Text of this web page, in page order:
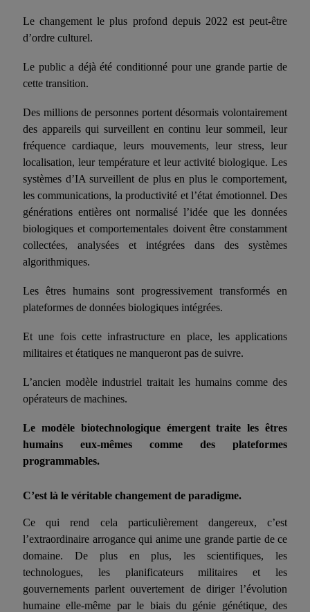
Le changement le plus profond depuis 2022 est peut-être
d’ordre culturel.
Le public a déjà été conditionné pour une grande partie de
cette transition.
Des millions de personnes portent désormais volontairement
des appareils qui surveillent en continu leur sommeil, leur
fréquence cardiaque, leurs mouvements, leur stress, leur
localisation, leur température et leur activité biologique. Les
systèmes d’IA surveillent de plus en plus le comportement,
les communications, la productivité et l’état émotionnel. Des
générations entières ont normalisé l’idée que les données
biologiques et comportementales doivent être constamment
collectées, analysées et intégrées dans des systèmes
algorithmiques.
Les êtres humains sont progressivement transformés en
plateformes de données biologiques intégrées.
Et une fois cette infrastructure en place, les applications
militaires et étatiques ne manqueront pas de suivre.
L’ancien modèle industriel traitait les humains comme des
opérateurs de machines.
Le modèle biotechnologique émergent traite les êtres
humains eux-mêmes comme des plateformes
programmables.
C’est là le véritable changement de paradigme.
Ce qui rend cela particulièrement dangereux, c’est
l’extraordinaire arrogance qui anime une grande partie de ce
domaine. De plus en plus, les scientifiques, les
technologues, les planificateurs militaires et les
gouvernements parlent ouvertement de diriger l’évolution
humaine elle-même par le biais du génie génétique, des